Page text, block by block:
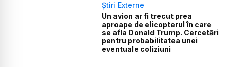
Știri Externe
Un avion ar fi trecut prea
aproape de elicopterul în care
se afla Donald Trump. Cercetări
pentru probabilitatea unei
eventuale coliziuni